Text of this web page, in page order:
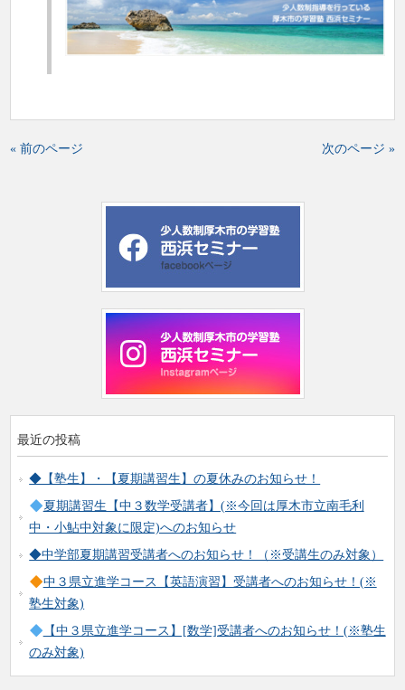
« 前のページ 次のページ »
最近の投稿
◆【塾生】・【夏期講習生】の夏休みのお知らせ！
夏期講習生【中３数学受講者】(※今回は厚木市立南毛利
中・小鮎中対象に限定)へのお知らせ
◆中学部夏期講習受講者へのお知らせ！（※受講生のみ対象）
中３県立進学コース【英語演習】受講者へのお知らせ！(※
塾生対象)
【中３県立進学コース】[数学]受講者へのお知らせ！(※塾生
のみ対象)